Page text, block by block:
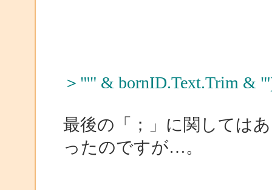
＞"'" & bornID.Text.Trim &
最後の「；」に関しては
ったのですが…。